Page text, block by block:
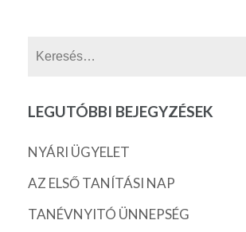
LEGUTÓBBI BEJEGYZÉSEK
NYÁRI ÜGYELET
AZ ELSŐ TANÍTÁSI NAP
TANÉVNYITÓ ÜNNEPSÉG